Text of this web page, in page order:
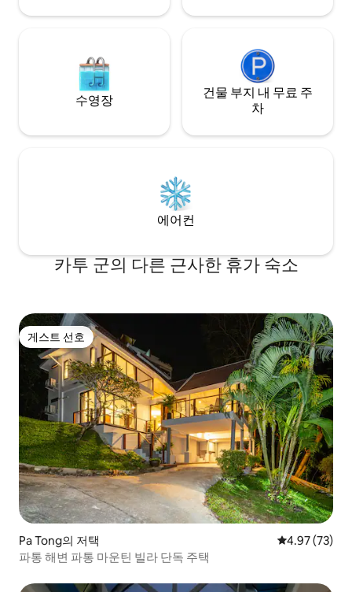
아마리 호텔에 인접해 있으며, 파타오 시내
가기에 적합하며, 주변에 유명한 코끼리 관
광지와 다양한 해변 전망 레스토랑, 카페, 편
의점이 있습니다. 조용한 파라다이스 비치
도 근처에 있습니다. 공용 인피니티 풀에는
수심 구역이 있습니다.
수영장
건물 부지 내 무료 주
차
에어컨
카투 군의 다른 근사한 휴가 숙소
게스트 선호
게스트 선호
Pa Tong의 저택 평점 4.97점(5
4.97 (73)
파통 해변 파통 마운틴 빌라 단독 주택